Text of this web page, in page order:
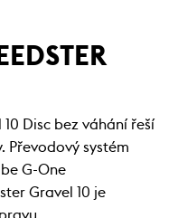
10 Disc bez váhání řeší
Převodový systém
G-One
Gravel 10 je